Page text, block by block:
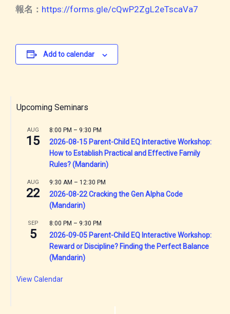
報名： https://forms.gle/cQwP2ZgL2eTscaVa7
Add to calendar
Upcoming Seminars
AUG
15
8:00 PM – 9:30 PM
2026-08-15 Parent-Child EQ Interactive Workshop:
How to Establish Practical and Effective Family
Rules? (Mandarin)
AUG
22
9:30 AM – 12:30 PM
2026-08-22 Cracking the Gen Alpha Code
(Mandarin)
SEP
5
8:00 PM – 9:30 PM
2026-09-05 Parent-Child EQ Interactive Workshop:
Reward or Discipline? Finding the Perfect Balance
(Mandarin)
View Calendar